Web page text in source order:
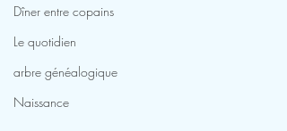
Dîner entre copains
Le quotidien
arbre généalogique
Naissance